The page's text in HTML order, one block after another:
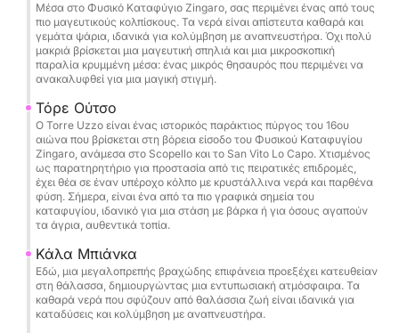
τιρκουάζ νερά, μέχρι να φτάσουμε στην Κάλα
Μπιάνκα, έναν από τους πιο μαγευτικούς κόλπους
της περιοχής, ιδανικό για να απολαύσετε τη
θάλασσα με απόλυτη ηρεμία.
Μεταξύ της ιστιοπλοΐας και των στάσεων στους
κόλπους, θα σας καλωσορίσουμε με ένα ποτό
καλωσορίσματος prosecco, κρύα ποτά και τοπικά
ορεκτικά. Κατά τη διάρκεια των διαλειμμάτων, θα
σερβίρεται ένα ελαφρύ γεύμα με παραδοσιακά
εμπνευσμένα σνακ, συνοδευόμενα από νερό και
αναψυκτικά που είναι πάντα διαθέσιμα.
Μέσα στο Φυσικό Καταφύγιο Zingaro, σας περιμένει ένας από τους
πιο μαγευτικούς κολπίσκους. Τα νερά είναι απίστευτα καθαρά και
γεμάτα ψάρια, ιδανικά για κολύμβηση με αναπνευστήρα. Όχι πολύ
μακριά βρίσκεται μια μαγευτική σπηλιά και μια μικροσκοπική
παραλία κρυμμένη μέσα: ένας μικρός θησαυρός που περιμένει να
ανακαλυφθεί για μια μαγική στιγμή.
Τόρε Ούτσο
Ο Torre Uzzo είναι ένας ιστορικός παράκτιος πύργος του 16ου
αιώνα που βρίσκεται στη βόρεια είσοδο του Φυσικού Καταφυγίου
Zingaro, ανάμεσα στο Scopello και το San Vito Lo Capo. Χτισμένος
ως παρατηρητήριο για προστασία από τις πειρατικές επιδρομές,
έχει θέα σε έναν υπέροχο κόλπο με κρυστάλλινα νερά και παρθένα
φύση. Σήμερα, είναι ένα από τα πιο γραφικά σημεία του
καταφυγίου, ιδανικό για μια στάση με βάρκα ή για όσους αγαπούν
τα άγρια, αυθεντικά τοπία.
Κάλα Μπιάνκα
Εδώ, μια μεγαλοπρεπής βραχώδης επιφάνεια προεξέχει κατευθείαν
στη θάλασσα, δημιουργώντας μια εντυπωσιακή ατμόσφαιρα. Τα
καθαρά νερά που σφύζουν από θαλάσσια ζωή είναι ιδανικά για
καταδύσεις και κολύμβηση με αναπνευστήρα.